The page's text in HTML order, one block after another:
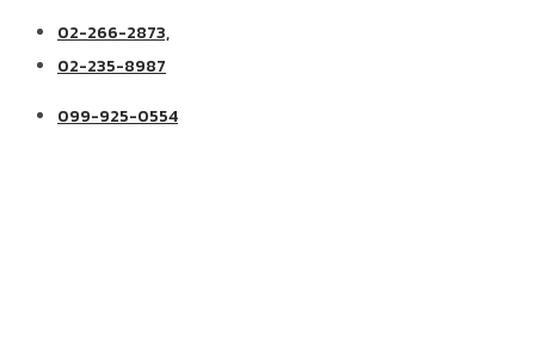
02-266-2873,
02-235-8987
099-925-0554